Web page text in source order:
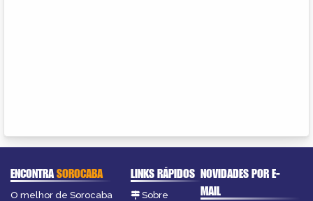
ENCONTRASOROCABA
O melhor de Sorocaba
LINKS RÁPIDOS
Sobre
NOVIDADES POR E-
MAIL